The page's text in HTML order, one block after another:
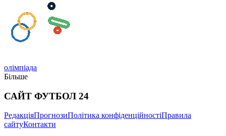
олімпіада
Більше
САЙТ ФУТБОЛ 24
РедакціяПрогнозиПолітика конфіденційностіПравила
сайтуКонтакти